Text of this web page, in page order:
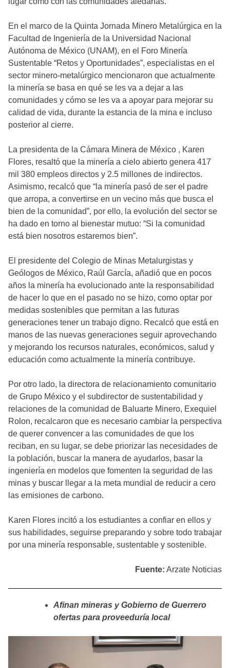
En el marco de la Quinta Jornada Minero Metalúrgica en la
Facultad de Ingeniería de la Universidad Nacional
Autónoma de México (UNAM), en el Foro Minería
Sustentable “Retos y Oportunidades”, especialistas en el
sector minero-metalúrgico mencionaron que actualmente
la minería se basa en qué se les va a dejar a las
comunidades y cómo se les va a apoyar para mejorar su
calidad de vida, durante la estancia de la mina e incluso
posterior al cierre.
La presidenta de la Cámara Minera de México , Karen
Flores, resaltó que la minería a cielo abierto genera 417
mil 380 empleos directos y 2.5 millones de indirectos.
Asimismo, recalcó que “la minería pasó de ser el padre
que arropa, a convertirse en un vecino más que busca el
bien de la comunidad”, por ello, la evolución del sector se
ha dado en torno al bienestar mutuo: “Si la comunidad
está bien nosotros estaremos bien”.
El presidente del Colegio de Minas Metalurgistas y
Geólogos de México, Raúl García, añadió que en pocos
años la minería ha evolucionado ante la responsabilidad
de hacer lo que en el pasado no se hizo, como optar por
medidas sostenibles que permitan a las futuras
generaciones tener un trabajo digno. Recalcó que está en
manos de las nuevas generaciones seguir aprovechando
y mejorando los recursos naturales, económicos, salud y
educación como actualmente la minería contribuye.
Por otro lado, la directora de relacionamiento comunitario
de Grupo México y el subdirector de sustentabilidad y
relaciones de la comunidad de Baluarte Minero, Exequiel
Rolon, recalcaron que es necesario cambiar la perspectiva
de querer convencer a las comunidades de que los
reciban, en su lugar, se debe priorizar las necesidades de
la población, buscar la manera de ayudarlos, basar la
ingeniería en modelos que fomenten la seguridad de las
minas y buscar llegar a la meta mundial de reducir a cero
las emisiones de carbono.
Karen Flores incitó a los estudiantes a confiar en ellos y
sus habilidades, seguirse preparando y sobre todo trabajar
por una minería responsable, sustentable y sostenible.
Fuente: Arzate Noticias
Afinan mineras y Gobierno de Guerrero
ofertas para proveeduría local